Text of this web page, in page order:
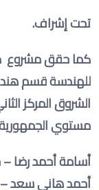
تحت إشراف.
كما حقق مشروع
للهندسة قسم
الشروق المركز
مستوي
أسامة أحمد رضا
أحمد هاني سعد –